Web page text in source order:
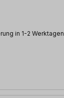
in 1-2 Werktagen